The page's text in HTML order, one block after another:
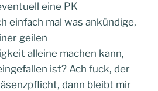
eine PK
einfach mal was ankündige,
geilen
alleine machen kann,
ist? Ach fuck, der
dann bleibt mir